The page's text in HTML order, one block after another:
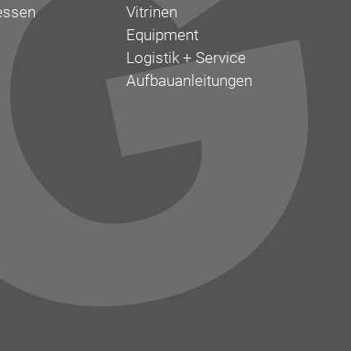
Vitrinen
Equipment
Logistik + Service
Aufbauanleitungen